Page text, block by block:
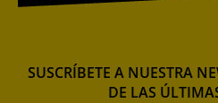
SUSCRÍBETE A NUESTRA
DE LAS